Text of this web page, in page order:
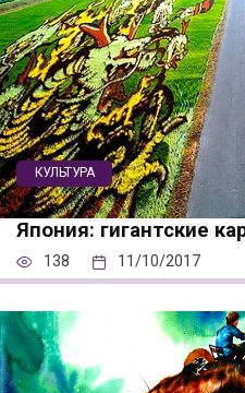
КУЛЬТУРА
Япония: гигантские
138 11/10/2017